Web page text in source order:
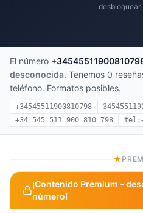
desbloquear
El número
desconocida. Tenemos 0
teléfono. Formatos posibles.
+34545511900810798
+34 545 511 900 810 798
¡Contenido Premium –
número!